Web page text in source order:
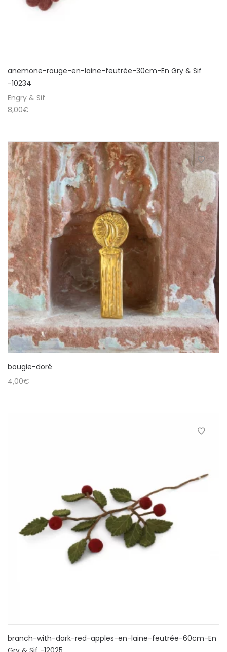
anemone-rouge-en-laine-feutrée-30cm-En Gry & Sif
-10234
Engry & Sif
8,00€
bougie-doré
4,00€
branch-with-dark-red-apples-en-laine-feutrée-60cm-En